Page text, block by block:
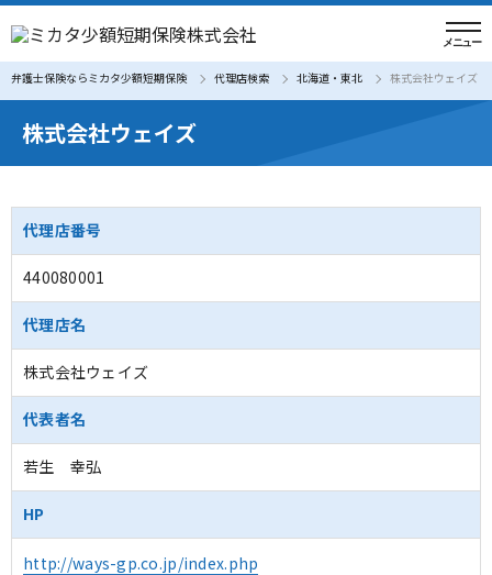
弁護士保険ならミカタ少額短期保険 代理店検索 北海道・東北 株式会社ウェイズ
株式会社ウェイズ
代理店番号
440080001
代理店名
株式会社ウェイズ
代表者名
若生 幸弘
HP
http://ways-gp.co.jp/index.php